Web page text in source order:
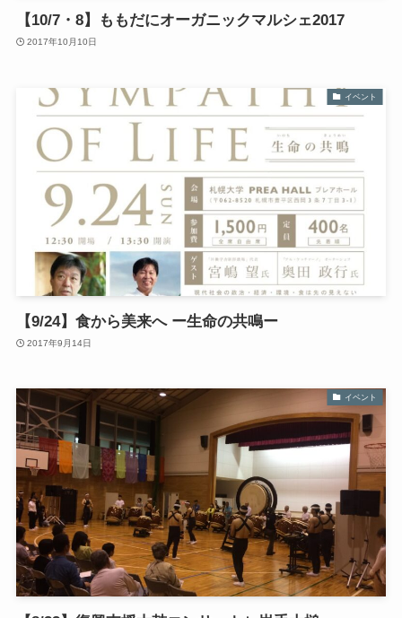
【10/7・8】ももだにオーガニックマルシェ2017
2017年10月10日
イベント
【9/24】食から美来へ ー生命の共鳴ー
2017年9月14日
イベント